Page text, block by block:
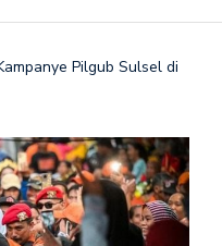
Pilgub Sulsel di